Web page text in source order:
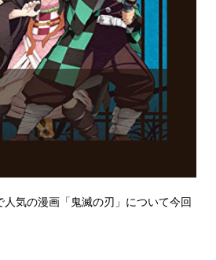
気の漫画「鬼滅の刃」について今回